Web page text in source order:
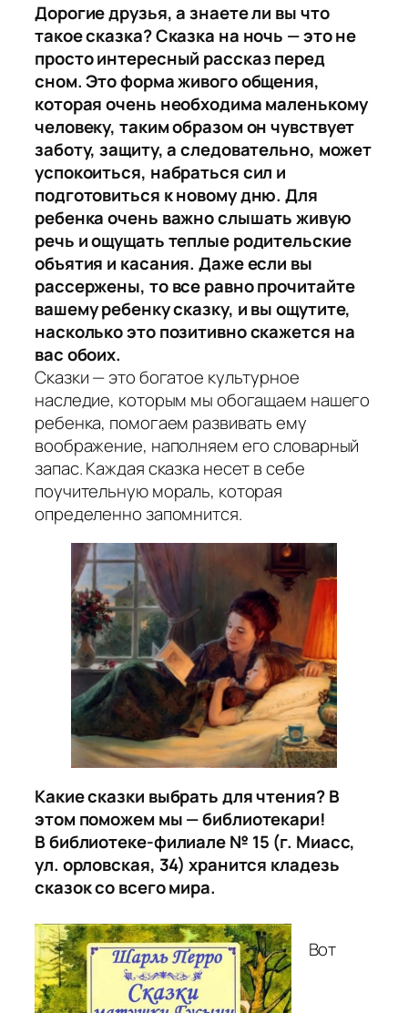
Дорогие друзья, а знаете ли вы что
такое сказка? Сказка на ночь — это не
просто интересный рассказ перед
сном. Это форма живого общения,
которая очень необходима маленькому
человеку, таким образом он чувствует
заботу, защиту, а следовательно, может
успокоиться, набраться сил и
подготовиться к новому дню. Для
ребенка очень важно слышать живую
речь и ощущать теплые родительские
объятия и касания. Даже если вы
рассержены, то все равно прочитайте
вашему ребенку сказку, и вы ощутите,
насколько это позитивно скажется на
вас обоих.
Сказки — это богатое культурное
наследие, которым мы обогащаем нашего
ребенка, помогаем развивать ему
воображение, наполняем его словарный
запас. Каждая сказка несет в себе
поучительную мораль, которая
определенно запомнится.
Какие сказки выбрать для чтения? В
этом поможем мы — библиотекари!
В библиотеке-филиале № 15 (г. Миасс,
ул. орловская, 34) хранится кладезь
сказок со всего мира.
Вот